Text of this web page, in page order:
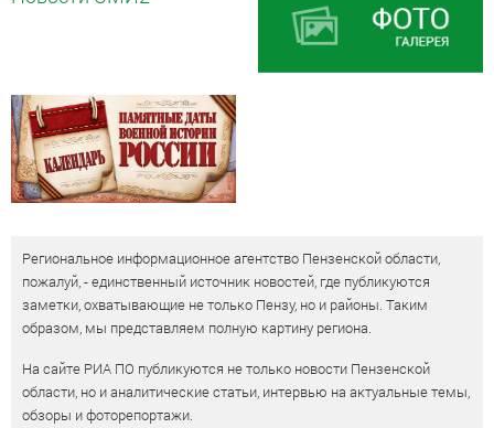
Региональное информационное агентство Пензенской области,
пожалуй, - единственный источник новостей, где публикуются
заметки, охватывающие не только Пензу, но и районы. Таким
образом, мы представляем полную картину региона.
На сайте РИА ПО публикуются не только новости Пензенской
области, но и аналитические статьи, интервью на актуальные темы,
обзоры и фоторепортажи.